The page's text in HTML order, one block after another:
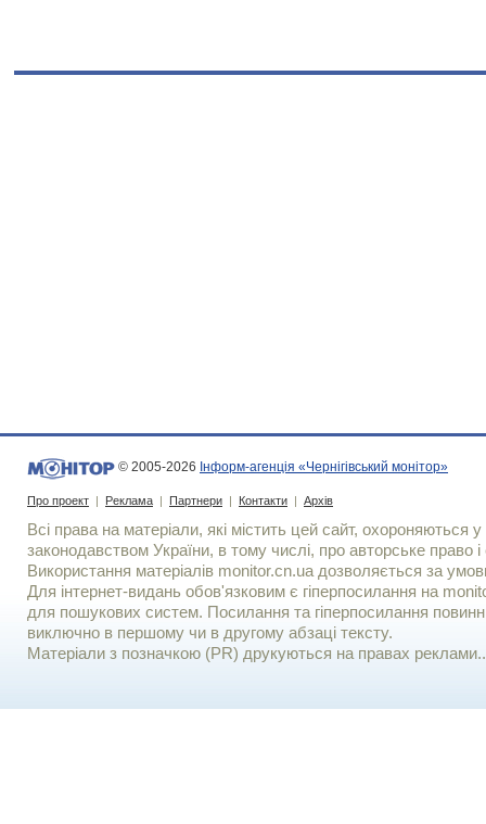
© 2005-2026 Інформ-агенція «Чернігівський монітор»
Про проект | Реклама | Партнери | Контакти | Архів
Всі права на матеріали, які містить цей сайт, охороняються у
законодавством України, в тому числі, про авторське право і
Використання матерiалiв monitor.cn.ua дозволяється за
Для iнтернет-видань обов'язковим є гiперпосилання на
для пошукових систем. Посилання та гіперпосилання
виключно в першому чи в другому абзаці тексту.
Матеріали з позначкою (PR) друкуються на правах реклами..